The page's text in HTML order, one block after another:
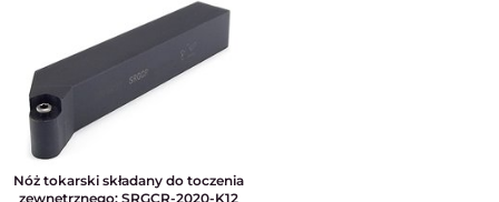
Nóż tokarski składany do toczenia
zewnętrznego: SRGCR-2020-K12